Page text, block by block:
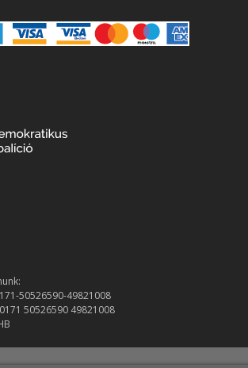
50526590-49821008
50526590 49821008